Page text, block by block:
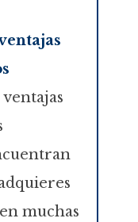
ventajas
muchas